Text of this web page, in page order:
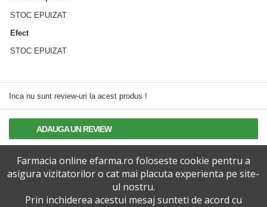
STOC EPUIZAT
Efect
STOC EPUIZAT
Inca nu sunt review-uri la acest produs !
ADAUGA UN REVIEW
TERMENI SI CONDITII
POLITICA DE CONFIDENTIALITATE
Farmacia online efarma.ro foloseste cookie pentru a
asigura vizitatorilor o cat mai placuta experienta pe site-
ul nostru.
Prin inchiderea acestui mesaj sunteti de acord cu